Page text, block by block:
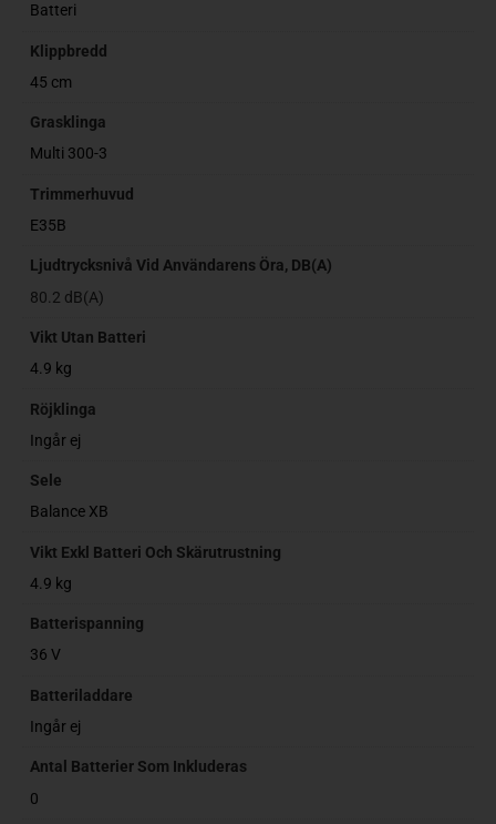
Batteri
Klippbredd
45 cm
Grasklinga
Multi 300-3
Trimmerhuvud
E35B
Ljudtrycksnivå Vid Användarens Öra, DB(A)
80.2 dB(A)
Vikt Utan Batteri
4.9 kg
Röjklinga
Ingår ej
Sele
Balance XB
Vikt Exkl Batteri Och Skärutrustning
4.9 kg
Batterispanning
36 V
Batteriladdare
Ingår ej
Antal Batterier Som Inkluderas
0